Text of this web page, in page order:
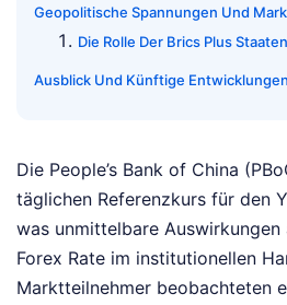
Geopolitische Spannungen Und
Die Rolle Der Brics Plus Staaten
Ausblick Und Künftige Entwicklungen
Die People’s Bank of China
täglichen Referenzkurs für den
was unmittelbare Auswirkungen
Forex Rate im institutionellen
Marktteilnehmer beobachteten